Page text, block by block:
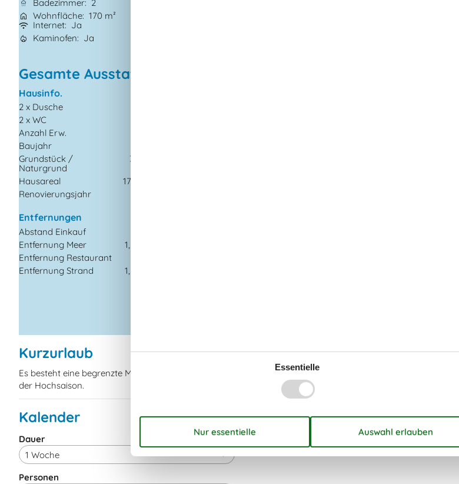
Badezimmer
2
Wohnfläche 170 m²
Internet
Ja
Kaminofen
Ja
Gesamte Ausstattung
Hausinfo.
2 x Dusche
2 x WC
Anzahl Erw.
Baujahr
Grundstück /
Naturgrund
3000
Hausareal
170 m²
Renovierungsjahr
Entfernungen
Abstand Einkauf
Entfernung Meer
1,5 km
Entfernung Restaurant
Entfernung Strand
1,5 km
Kurzurlaub
Es besteht eine begrenzte Möglichkeit das ganze Jahr einen Kurzurlaub zu machen, typischerweise außerhalb
der Hochsaison.
Kalender
Dauer
Personen
Essentielle